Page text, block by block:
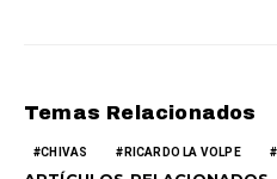
Temas Relacionados
CHIVAS RICARDO LA VOLPE